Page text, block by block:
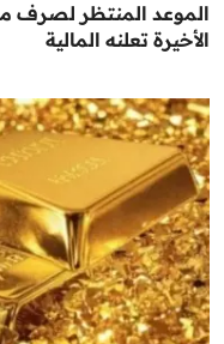
الأخيرة تعلنه المالية